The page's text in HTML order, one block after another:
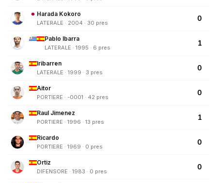
Harada Kokoro
LATERALE · 2004 · 30 pres
0
Pablo Ibarra
LATERALE · 1995 · 6 pres
1
Iribarren
LATERALE · 1999 · 3 pres
0
Aitor
PORTIERE · -0001 · 42 pres
0
Raul Jimenez
PORTIERE · 1996 · 13 pres
1
Ricardo
PORTIERE · 1969 · 0 pres
0
Ortiz
DIFENSORE · 1983 · 0 pres
0